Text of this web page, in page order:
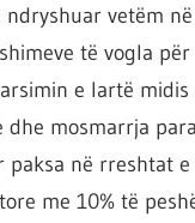
vetëm
të vogla
e lartë
mosmarrja
në rreshtat
me 10% të